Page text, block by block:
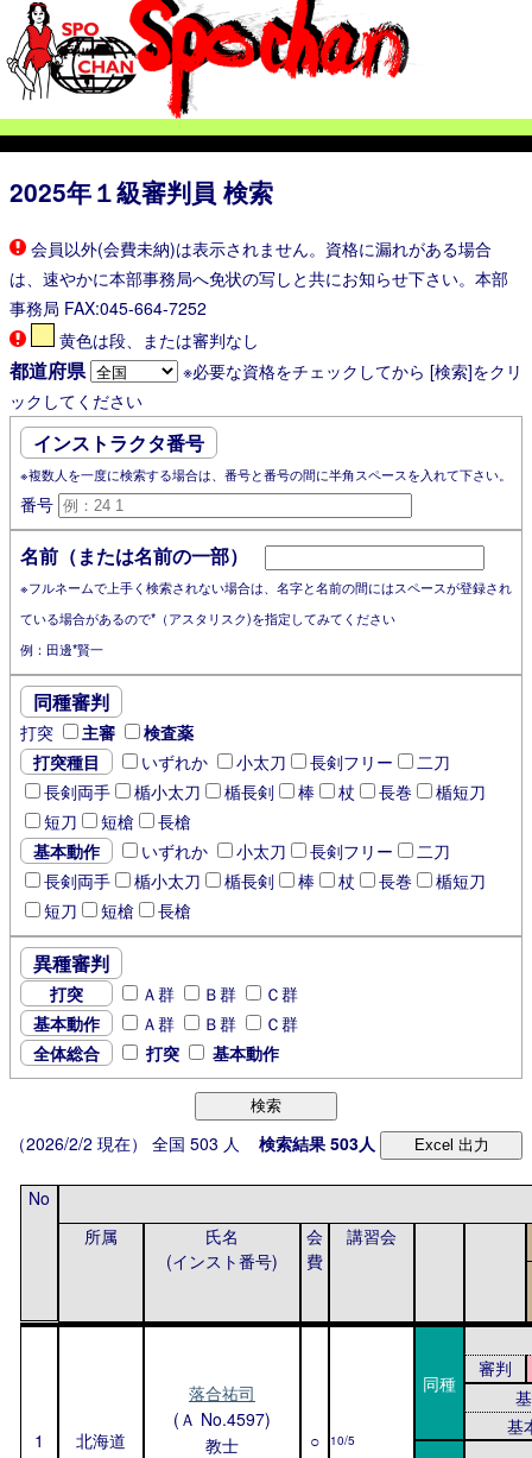
2025年１級審判員 検索
会員以外(会費未納)は表示されません。資格に漏れがある場合
は、速やかに本部事務局へ免状の写しと共にお知らせ下さい。本部
事務局 FAX:045-664-7252
黄色は段、または審判なし
都道府県
※必要な資格をチェックしてから [検索]をクリ
ックしてください
インストラクタ番号
※複数人を一度に検索する場合は、番号と番号の間に半角スペースを入れて下さい。
番号
名前（または名前の一部）
※フルネームで上手く検索されない場合は、名字と名前の間にはスペースが登録され
ている場合があるので*（アスタリスク)を指定してみてください
例：田邊*賢一
同種審判
打突 主審
検査薬
打突種目
いずれか 小太刀 長剣フリー
二刀
長剣両手
楯小太刀 楯長剣 棒 杖 長巻
楯短刀
短刀
短槍
長槍
基本動作
いずれか 小太刀 長剣フリー
二刀
長剣両手
楯小太刀 楯長剣 棒 杖 長巻
楯短刀
短刀
短槍 長槍
異種審判
打突 Ａ群 Ｂ群
Ｃ群
基本動作
Ａ群 Ｂ群
Ｃ群
全体総合
打突 基本動作
検索
（2026/2/2 現在） 全国 503 人 検索結果 503人 Excel 出力
No
所属
氏名
(インスト番号)
会
費
講習会
1 北海道
落合祐司
(Ａ No.4597)
教士
○ 10/5
同種
審判
基